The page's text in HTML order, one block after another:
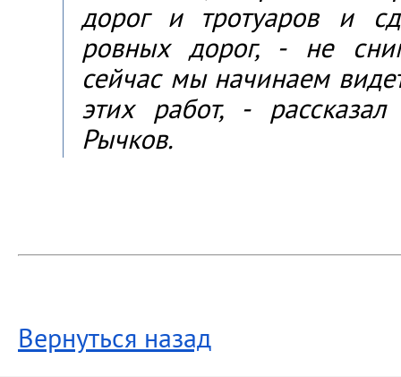
дорог и тротуаров и
ровных дорог, - не
сейчас мы начинаем
этих работ, -
Рычков.
Вернуться назад